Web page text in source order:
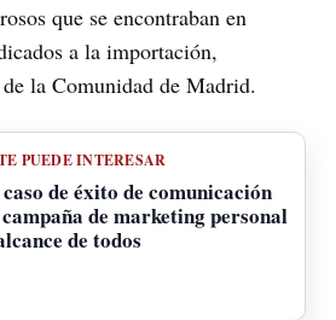
que se encontraban en
a la importación,
la Comunidad de Madrid.
PUEDE INTERESAR
de éxito de comunicación
de marketing personal
de todos